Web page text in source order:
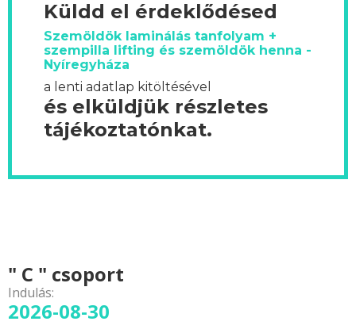
Küldd el érdeklődésed
Szemöldök laminálás tanfolyam +
szempilla lifting és szemöldök henna -
Nyíregyháza
a lenti adatlap kitöltésével
és elküldjük részletes
tájékoztatónkat.
" C " csoport
Indulás:
2026-08-30